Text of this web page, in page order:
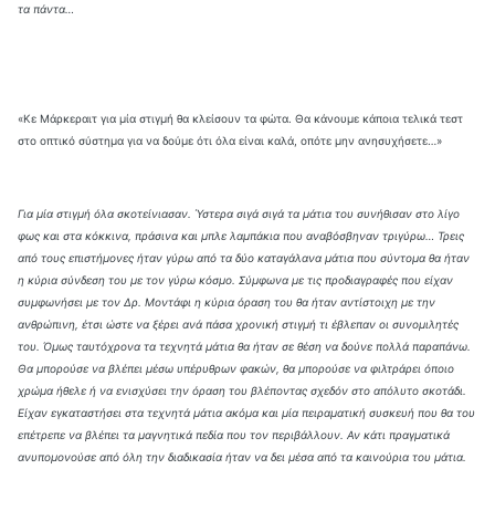
τα πάντα…
«Κε Μάρκεραιτ για μία στιγμή θα κλείσουν τα φώτα. Θα κάνουμε κάποια τελικά τεστ
στο οπτικό σύστημα για να δούμε ότι όλα είναι καλά, οπότε μην ανησυχήσετε…»
Για μία στιγμή όλα σκοτείνιασαν. Ύστερα σιγά σιγά τα μάτια του συνήθισαν στο λίγο
φως και στα κόκκινα, πράσινα και μπλε λαμπάκια που αναβόσβηναν τριγύρω… Τρεις
από τους επιστήμονες ήταν γύρω από τα δύο καταγάλανα μάτια που σύντομα θα ήταν
η κύρια σύνδεση του με τον γύρω κόσμο. Σύμφωνα με τις προδιαγραφές που είχαν
συμφωνήσει με τον Δρ. Μοντάφι η κύρια όραση του θα ήταν αντίστοιχη με την
ανθρώπινη, έτσι ώστε να ξέρει ανά πάσα χρονική στιγμή τι έβλεπαν οι συνομιλητές
του. Όμως ταυτόχρονα τα τεχνητά μάτια θα ήταν σε θέση να δούνε πολλά παραπάνω.
Θα μπορούσε να βλέπει μέσω υπέρυθρων φακών, θα μπορούσε να φιλτράρει όποιο
χρώμα ήθελε ή να ενισχύσει την όραση του βλέποντας σχεδόν στο απόλυτο σκοτάδι.
Είχαν εγκαταστήσει στα τεχνητά μάτια ακόμα και μία πειραματική συσκευή που θα του
επέτρεπε να βλέπει τα μαγνητικά πεδία που τον περιβάλλουν. Αν κάτι πραγματικά
ανυπομονούσε από όλη την διαδικασία ήταν να δει μέσα από τα καινούρια του μάτια.